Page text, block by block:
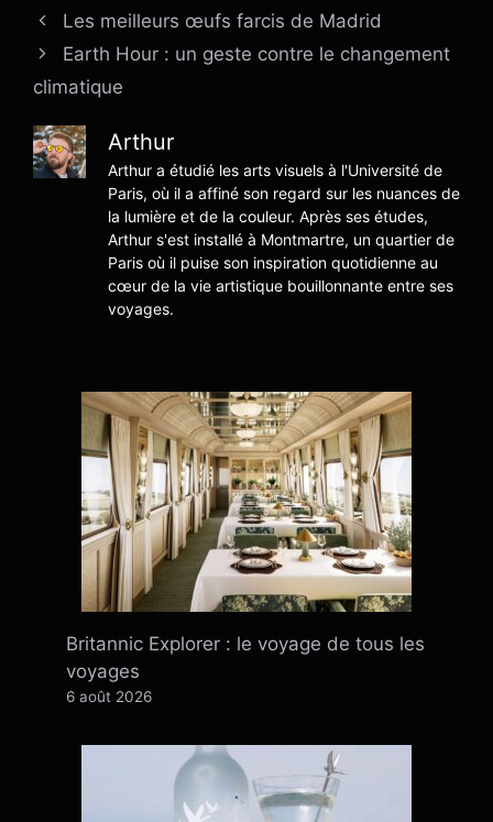
Les meilleurs œufs farcis de Madrid
Earth Hour : un geste contre le changement
climatique
Arthur
Arthur a étudié les arts visuels à l'Université de
Paris, où il a affiné son regard sur les nuances de
la lumière et de la couleur. Après ses études,
Arthur s'est installé à Montmartre, un quartier de
Paris où il puise son inspiration quotidienne au
cœur de la vie artistique bouillonnante entre ses
voyages.
Britannic Explorer : le voyage de tous les
voyages
6 août 2026